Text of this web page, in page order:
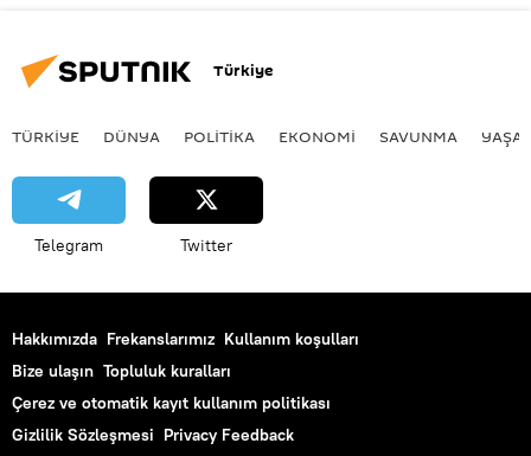
Türkiye
TÜRKIYE DÜNYA POLİTİKA EKONOMİ SAVUNMA
Telegram Twitter
Hakkımızda Frekanslarımız Kullanım koşulları
Bize ulaşın Topluluk kuralları
Çerez ve otomatik kayıt kullanım politikası
Gizlilik Sözleşmesi Privacy Feedback